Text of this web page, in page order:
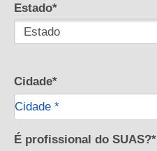
Estado*
Cidade*
Cidade *
Cidade*
É profissional do SUAS?*